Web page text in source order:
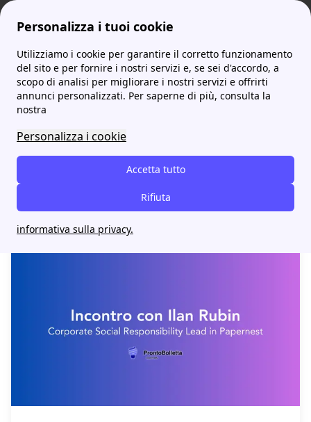
Personalizza i tuoi cookie
Utilizziamo i cookie per garantire il corretto funzionamento
del sito e per fornire i nostri servizi e, se sei d'accordo, a
scopo di analisi per migliorare i nostri servizi e offrirti
annunci personalizzati. Per saperne di più, consulta la
nostra
Personalizza i cookie
Accetta tutto
Rifiuta
informativa sulla privacy.
ProntoBolletta Il Blog di Prontobolletta.it
Il Blog di Prontobolletta.it
In questo blog troverai report, guide
dettagliate e interviste ad esperti del
settore energetico per aiutarti a gestire
meglio le tue spese domestiche.
INTERVISTE